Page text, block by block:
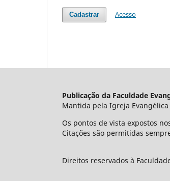
Cadastrar Acesso
Publicação da Faculdade
Mantida pela Igreja
Os pontos de vista expostos
Citações são permitidas
Direitos reservados à